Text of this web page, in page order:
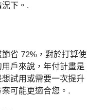
下。.
省 72%，對於打算使
戶來說，年付計畫是
試用或需要一次提升
可能更適合您。.